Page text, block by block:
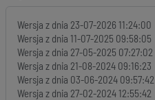
Wersja z dnia 23-07-2026 11:24:00
Wersja z dnia 11-07-2025 09:58:05
Wersja z dnia 27-05-2025 07:27:02
Wersja z dnia 21-08-2024 09:16:23
Wersja z dnia 03-06-2024 09:57:42
Wersja z dnia 27-02-2024 12:55:42